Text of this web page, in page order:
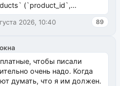
(`product_id`,
2026, 10:40 89
чтобы писали
очень надо. Когда
думать, что я им должен.